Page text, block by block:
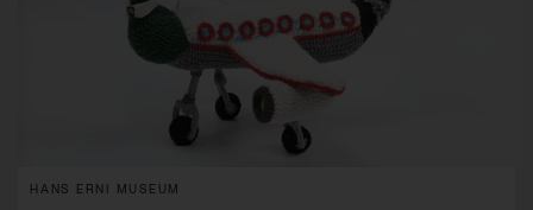
HANS ERNI MUSEUM